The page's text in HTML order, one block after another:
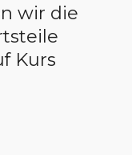
wir die
Kurs